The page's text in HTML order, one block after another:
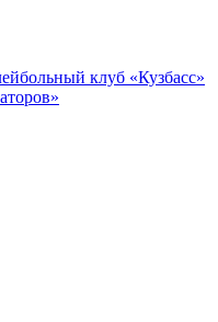
клуб «Кузбасс»